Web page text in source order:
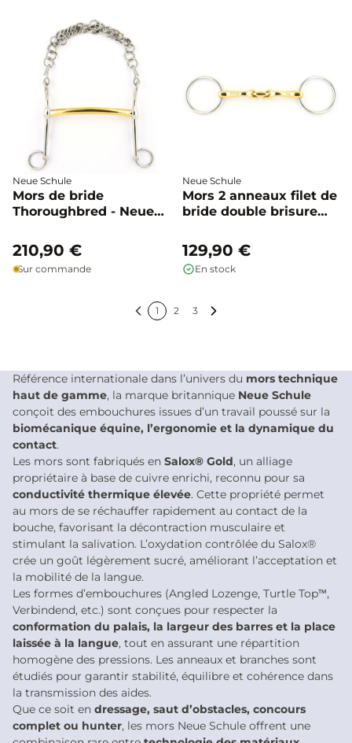
Neue Schule
Mors de bride
Thoroughbred - Neue
210,90 €
Sur commande
Neue Schule
Mors 2 anneaux filet de
bride double brisure
Schule
129,90 €
En stock
1 2
3
Référence internationale dans l’univers du mors technique
haut de gamme, la marque britannique Neue Schule
conçoit des embouchures issues d’un travail poussé sur la
biomécanique équine, l’ergonomie et la dynamique du
contact.
Les mors sont fabriqués en Salox® Gold, un alliage
propriétaire à base de cuivre enrichi, reconnu pour sa
conductivité thermique élevée. Cette propriété permet
au mors de se réchauffer rapidement au contact de la
bouche, favorisant la décontraction musculaire et
stimulant la salivation. L’oxydation contrôlée du Salox®
crée un goût légèrement sucré, améliorant l’acceptation et
la mobilité de la langue.
Les formes d’embouchures (Angled Lozenge, Turtle Top™,
Verbindend, etc.) sont conçues pour respecter la
conformation du palais, la largeur des barres et la place
laissée à la langue, tout en assurant une répartition
homogène des pressions. Les anneaux et branches sont
étudiés pour garantir stabilité, équilibre et cohérence dans
la transmission des aides.
Que ce soit en dressage, saut d’obstacles, concours
complet ou hunter, les mors Neue Schule offrent une